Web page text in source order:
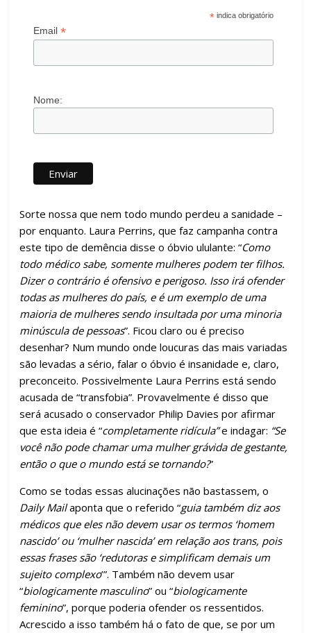
* indica obrigatório
Email*
Nome:
Sorte nossa que nem todo mundo perdeu a sanidade –
por enquanto. Laura Perrins, que faz campanha contra
este tipo de demência disse o óbvio ululante: “Como
todo médico sabe, somente mulheres podem ter filhos.
Dizer o contrário é ofensivo e perigoso. Isso irá ofender
todas as mulheres do país, e é um exemplo de uma
maioria de mulheres sendo insultada por uma minoria
minúscula de pessoas”. Ficou claro ou é preciso
desenhar? Num mundo onde loucuras das mais variadas
são levadas a sério, falar o óbvio é insanidade e, claro,
preconceito. Possivelmente Laura Perrins está sendo
acusada de “transfobia”. Provavelmente é disso que
será acusado o conservador Philip Davies por afirmar
que esta ideia é “completamente ridícula”e indagar: “Se
você não pode chamar uma mulher grávida de gestante,
então o que o mundo está se tornando?”
Como se todas essas alucinações não bastassem, o
Daily Mailaponta que o referido “guia também diz aos
médicos que eles não devem usar os termos ‘homem
nascido’ ou ‘mulher nascida’ em relação aos trans, pois
essas frases são ‘redutoras e simplificam demais um
sujeito complexo’”. Também não devem usar
“biologicamente masculino” ou “biologicamente
feminino”, porque poderia ofender os ressentidos.
Acrescido a isso também há o fato de que, se por um